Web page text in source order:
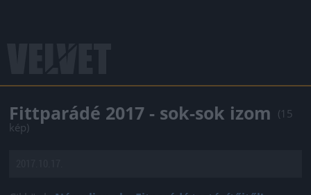
Fittparádé 2017 - sok-sok izom (15
kép)